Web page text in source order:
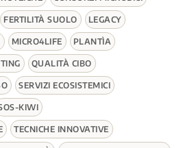
FERTILITÀ SUOLO LEGACY
MICRO4LIFE PLANTÌA
QUALITÀ CIBO
SERVIZI ECOSISTEMICI
KIWI
TECNICHE INNOVATIVE